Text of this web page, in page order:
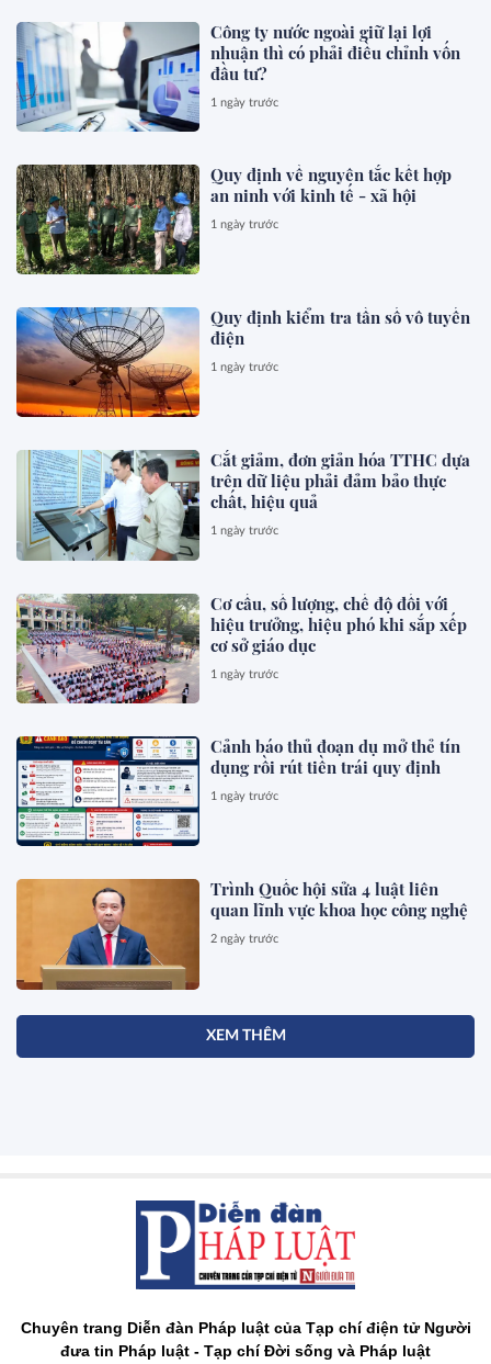
Công ty nước ngoài giữ lại lợi
nhuận thì có phải điều chỉnh vốn
đầu tư?
1 ngày trước
Quy định về nguyên tắc kết hợp
an ninh với kinh tế - xã hội
1 ngày trước
Quy định kiểm tra tần số vô tuyến
điện
1 ngày trước
Cắt giảm, đơn giản hóa TTHC dựa
trên dữ liệu phải đảm bảo thực
chất, hiệu quả
1 ngày trước
Cơ cấu, số lượng, chế độ đối với
hiệu trưởng, hiệu phó khi sắp xếp
cơ sở giáo dục
1 ngày trước
Cảnh báo thủ đoạn dụ mở thẻ tín
dụng rồi rút tiền trái quy định
1 ngày trước
Trình Quốc hội sửa 4 luật liên
quan lĩnh vực khoa học công nghệ
2 ngày trước
XEM THÊM
Chuyên trang Diễn đàn Pháp luật của Tạp chí điện tử Người
đưa tin Pháp luật - Tạp chí Đời sống và Pháp luật